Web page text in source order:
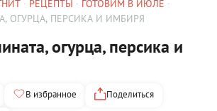
РЕЦЕПТЫ
ГОТОВИМ В ИЮЛЕ
ОГУРЦА, ПЕРСИКА И ИМБИРЯ
огурца, персика и
В избранное
Поделиться